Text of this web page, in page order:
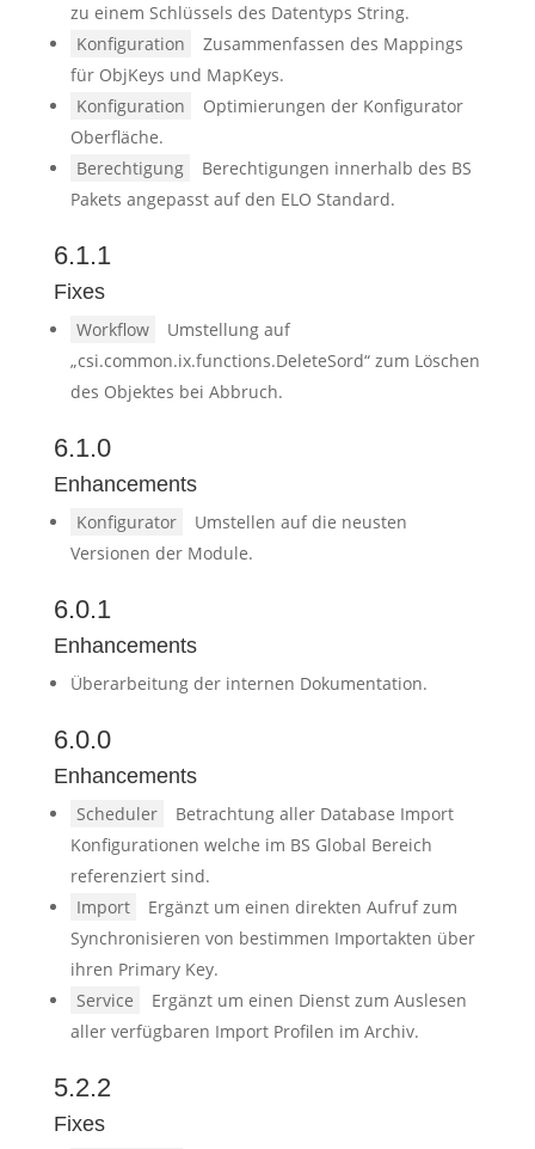
zu einem Schlüssels des Datentyps String.
Konfiguration
Zusammenfassen des Mappings
für ObjKeys und MapKeys.
Konfiguration
Optimierungen der Konfigurator
Oberfläche.
Berechtigung
Berechtigungen innerhalb des BS
Pakets angepasst auf den ELO Standard.
6.1.1
Fixes
Workflow
Umstellung auf
„csi.common.ix.functions.DeleteSord“ zum Löschen
des Objektes bei Abbruch.
6.1.0
Enhancements
Konfigurator
Umstellen auf die neusten
Versionen der Module.
6.0.1
Enhancements
Überarbeitung der internen Dokumentation.
6.0.0
Enhancements
Scheduler
Betrachtung aller Database Import
Konfigurationen welche im BS Global Bereich
referenziert sind.
Import
Ergänzt um einen direkten Aufruf zum
Synchronisieren von bestimmen Importakten über
ihren Primary Key.
Service
Ergänzt um einen Dienst zum Auslesen
aller verfügbaren Import Profilen im Archiv.
5.2.2
Fixes